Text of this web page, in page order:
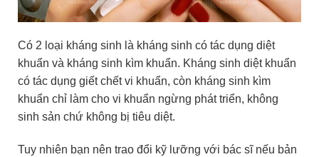
Có 2 loại kháng sinh là kháng sinh có tác dụng diệt
khuẩn và kháng sinh kìm khuẩn. Kháng sinh diệt khuẩn
có tác dụng giết chết vi khuẩn, còn kháng sinh kìm
khuẩn chỉ làm cho vi khuẩn ngừng phát triển, không
sinh sản chứ không bị tiêu diệt.
Tuy nhiên bạn nên trao đổi kỹ lưỡng với bác sĩ nếu bản